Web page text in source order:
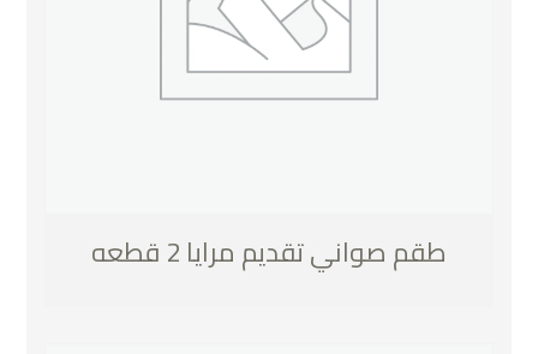
طقم صواني تقديم مرايا 2 قطعه